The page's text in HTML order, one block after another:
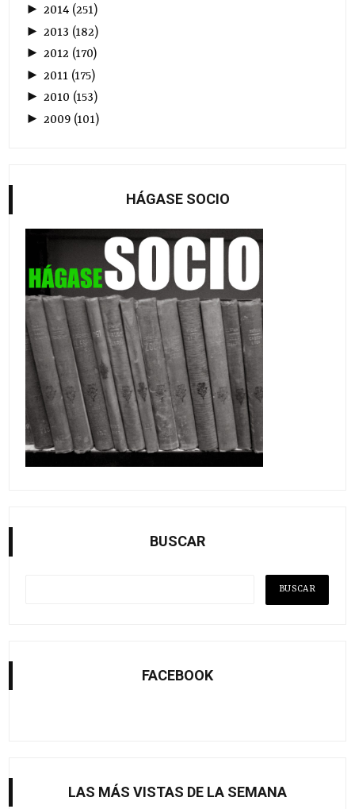
►2014 (251)
► 2013 (182)
►2012 (170)
► 2011 (175)
►2010 (153)
► 2009 (101)
HÁGASE SOCIO
BUSCAR
FACEBOOK
LAS MÁS VISTAS DE LA SEMANA